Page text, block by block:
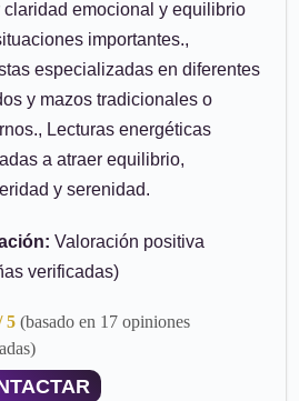
claridad emocional y equilibrio
importantes.,
especializadas en diferentes
y mazos tradicionales o
Lecturas energéticas
a atraer equilibrio,
y serenidad.
Valoración positiva
verificadas)
5 (basado en 17 opiniones